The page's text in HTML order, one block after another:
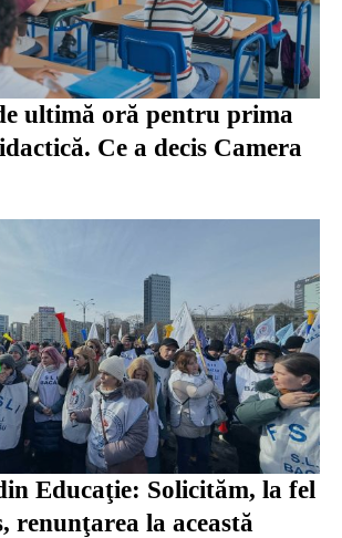
ultimă oră pentru prima
Ce a decis Camera
Educaţie: Solicităm, la fel
renunţarea la această